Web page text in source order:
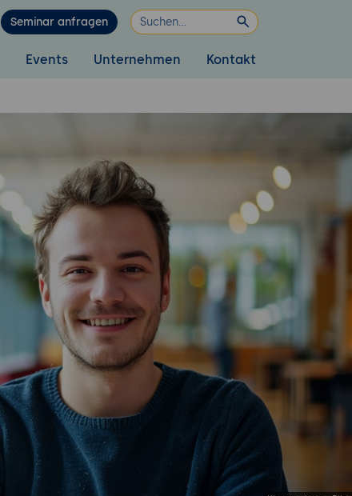
Seminar anfragen
Events Unternehmen Kontakt